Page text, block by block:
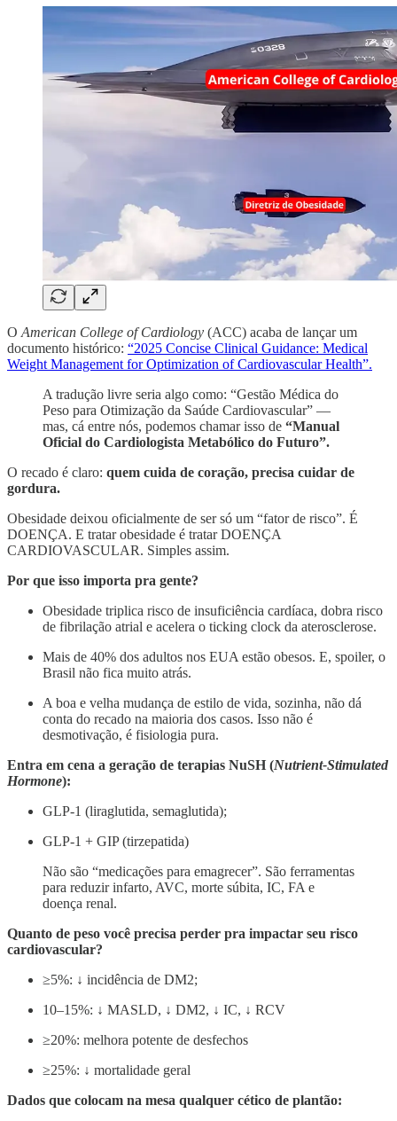
O American College of Cardiology (ACC) acaba de lançar um
documento histórico: “2025 Concise Clinical Guidance: Medical
Weight Management for Optimization of Cardiovascular Health”.
A tradução livre seria algo como: “Gestão Médica do
Peso para Otimização da Saúde Cardiovascular” —
mas, cá entre nós, podemos chamar isso de “Manual
Oficial do Cardiologista Metabólico do Futuro”.
O recado é claro: quem cuida de coração, precisa cuidar de
gordura.
Obesidade deixou oficialmente de ser só um “fator de risco”. É
DOENÇA. E tratar obesidade é tratar DOENÇA
CARDIOVASCULAR. Simples assim.
Por que isso importa pra gente?
Obesidade triplica risco de insuficiência cardíaca, dobra risco
de fibrilação atrial e acelera o ticking clock da aterosclerose.
Mais de 40% dos adultos nos EUA estão obesos. E, spoiler, o
Brasil não fica muito atrás.
A boa e velha mudança de estilo de vida, sozinha, não dá
conta do recado na maioria dos casos. Isso não é
desmotivação, é fisiologia pura.
Entra em cena a geração de terapias NuSH (Nutrient-Stimulated
Hormone):
GLP-1 (liraglutida, semaglutida);
GLP-1 + GIP (tirzepatida)
Não são “medicações para emagrecer”. São ferramentas
para reduzir infarto, AVC, morte súbita, IC, FA e
doença renal.
Quanto de peso você precisa perder pra impactar seu risco
cardiovascular?
⁠≥5%: ↓ incidência de DM2;
10–15%: ↓ MASLD, ↓ DM2, ↓ IC, ↓ RCV
≥20%: melhora potente de desfechos
≥25%: ↓ mortalidade geral
Dados que colocam na mesa qualquer cético de plantão: